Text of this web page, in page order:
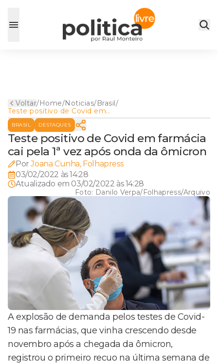
Voltar/Home/Noticias/Brasil/
Teste positivo de Covid em
farmácia cai pela 1ª vez após
onda da ômicron
BRASIL DESTAQUES
Teste positivo de Covid em farmácia
cai pela 1ª vez após onda da ômicron
Por Joana Cunha, Folhapress
03/02/2022 às 14:28
Atualizado em 03/02/2022 às 14:28
Foto: Danilo Verpa/Folhapress/Arquivo
A explosão de demanda pelos testes de Covid-
19 nas farmácias, que vinha crescendo desde
novembro após a chegada da ômicron,
registrou o primeiro recuo na última semana de